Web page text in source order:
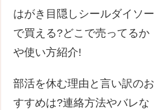
はがき目隠しシールダイソー
で買える?どこで売ってるか
や使い方紹介!
部活を休む理由と言い訳のお
すすめは?連絡方法やバレな